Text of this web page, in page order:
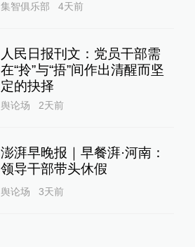
集智俱乐部 4天前
人民日报刊文：党员干部需
在“拎”与“捂”间作出清醒而坚
定的抉择
舆论场 2天前
澎湃早晚报｜早餐湃·河南：
领导干部带头休假
舆论场 3天前